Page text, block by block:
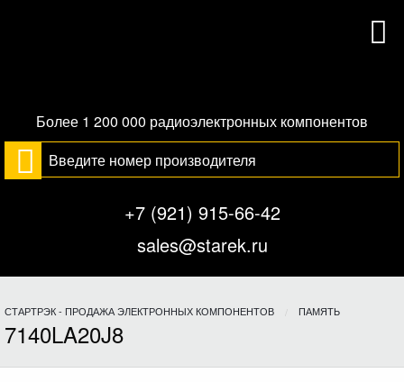
Более 1 200 000 радиоэлектронных компонентов
+7 (921) 915-66-42
sales@starek.ru
СТАРТРЭК - ПРОДАЖА ЭЛЕКТРОННЫХ КОМПОНЕНТОВ ПАМЯТЬ
7140LA20J8